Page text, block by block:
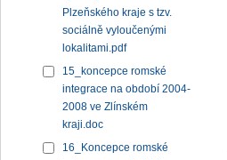
Plzeňského kraje s tzv.
sociálně vyloučenými
lokalitami.pdf
15_koncepce romské
integrace na období 2004-
2008 ve Zlínském
kraji.doc
16_Koncepce romské